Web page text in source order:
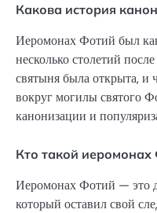
Какова история
Иеромонах Фотий был
несколько столетий
святыня была открыта, и
вокруг могилы святого
канонизации и
Кто такой иеромонах
Иеромонах Фотий — это
который оставил свой